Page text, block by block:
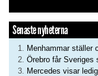
Senaste nyheterna
Menhammar ställer
Örebro får Sveriges
Mercedes visar